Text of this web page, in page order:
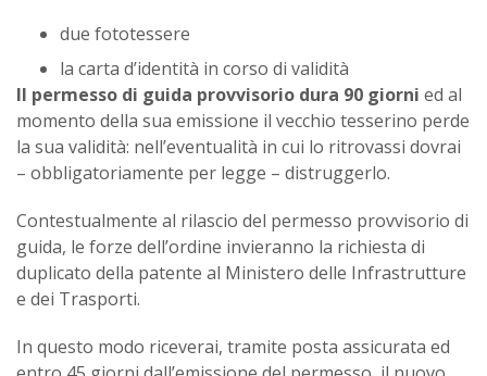
due fototessere
la carta d’identità in corso di validità
Il permesso di guida provvisorio dura 90 giorni ed al
momento della sua emissione il vecchio tesserino perde
la sua validità: nell’eventualità in cui lo ritrovassi dovrai
– obbligatoriamente per legge – distruggerlo.
Contestualmente al rilascio del permesso provvisorio di
guida, le forze dell’ordine invieranno la richiesta di
duplicato della patente al Ministero delle Infrastrutture
e dei Trasporti.
In questo modo riceverai, tramite posta assicurata ed